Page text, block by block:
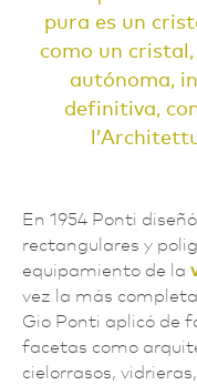
pura es un
como un
autónoma,
definitiva,
En 1954 Ponti
rectangulares y
equipamiento de la
vez la más
Gio Ponti aplicó de
facetas como
cielorrasos,